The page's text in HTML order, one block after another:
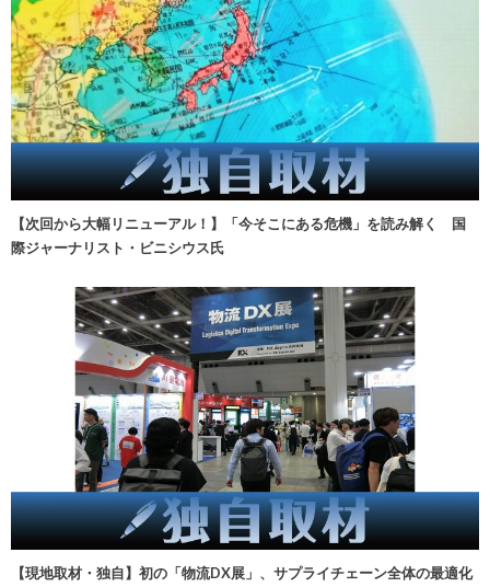
【次回から大幅リニューアル！】「今そこにある危機」を読み解く 国
際ジャーナリスト・ビニシウス氏
【現地取材・独自】初の「物流DX展」、サプライチェーン全体の最適化